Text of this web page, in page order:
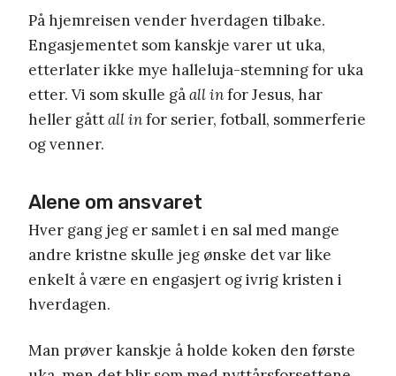
På hjemreisen vender hverdagen tilbake.
Engasjementet som kanskje varer ut uka,
etterlater ikke mye halleluja-stemning for uka
etter. Vi som skulle gåall infor Jesus, har
heller gåttall infor serier, fotball, sommerferie
og venner.
Alene om ansvaret
Hver gang jeg er samlet i en sal med mange
andre kristne skulle jeg ønske det var like
enkelt å være en engasjert og ivrig kristen i
hverdagen.
Man prøver kanskje å holde koken den første